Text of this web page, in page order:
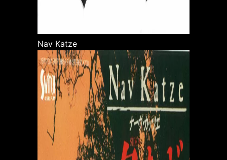
Nav Katze